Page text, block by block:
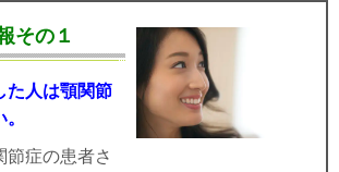
その１
た人は顎関節
節症の患者さ